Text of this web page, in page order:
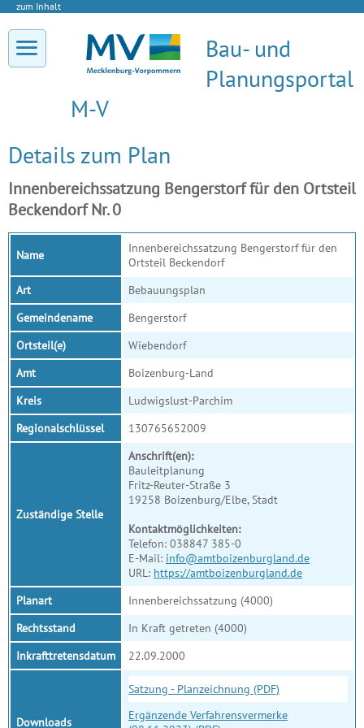
zum Inhalt
Bau- und
Planungsportal
M-V
Details zum Plan
Innenbereichssatzung Bengerstorf für den Ortsteil
Beckendorf Nr. 0
Name
Innenbereichssatzung Bengerstorf für den
Ortsteil Beckendorf
Art
Bebauungsplan
Gemeindename
Bengerstorf
Ortsteil(e)
Wiebendorf
Amt
Boizenburg-Land
Kreis
Ludwigslust-Parchim
Regionalschlüssel
130765652009
Zuständige Stelle
Anschrift(en):
Bauleitplanung
Fritz-Reuter-Straße 3
19258 Boizenburg/Elbe, Stadt
Kontaktmöglichkeiten:
Telefon: 038847 385-0
E-Mail: info@amtboizenburgland.de
URL: https://amtboizenburgland.de
Planart
Innenbereichssatzung (4000)
Rechtsstand
In Kraft getreten (4000)
Inkrafttretensdatum
22.09.2000
Downloads
Satzung - Planzeichnung (PDF)
Ergänzende Verfahrensvermerke